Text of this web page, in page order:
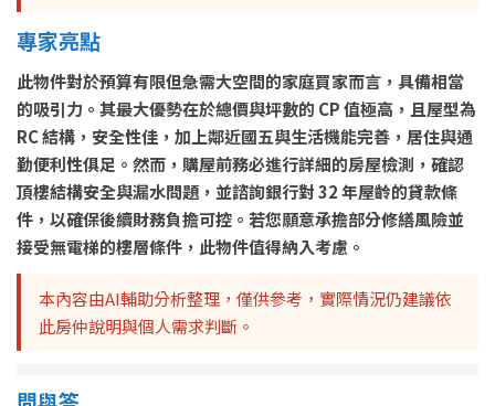
專家亮點
此物件對於預算有限但急需大空間的家庭買家而言，具備相當
的吸引力。其最大優勢在於總價與坪數的 CP 值極高，且屋型為
RC 結構，安全性佳，加上鄰近國五與生活機能完善，居住與通
勤便利性俱足。然而，購屋前務必進行詳細的房屋檢測，確認
頂樓結構安全與漏水問題，並諮詢銀行對 32 年屋齡的貸款條
件，以確保後續財務負擔可控。若您願意承擔部分修繕風險並
接受無電梯的樓層條件，此物件值得納入考慮。
本內容由AI輔助分析整理，僅供參考，實際情況仍建議依
此房仲說明與個人需求判斷。